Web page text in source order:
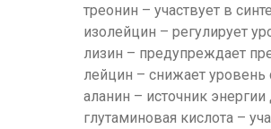
треонин – участвует в
изолейцин – регулирует
лизин – предупреждает
лейцин – снижает уровень
аланин – источник
глутаминовая кислота –